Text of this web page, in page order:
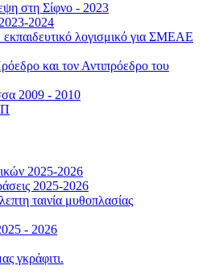
στη Σίφνο - 2023
2024
λογισμικό για ΣΜΕΑΕ
και τον Αντιπρόεδρο του
2009 - 2010
Π
2025-2026
2025-2026
ταινία μυθοπλασίας
- 2026
γκράφιτι.